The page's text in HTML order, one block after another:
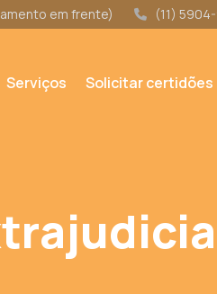
em frente) (11)
Serviços Solicitar certidões